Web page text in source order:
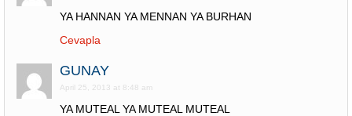
YA HANNAN YA MENNAN YA BURHAN
Cevapla
GUNAY
April 25, 2013 at 8:48 am
YA MUTEAL YA MUTEAL MUTEAL